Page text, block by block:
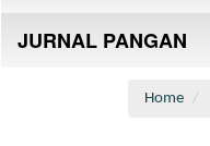
Content
JURNAL PANGAN
Home